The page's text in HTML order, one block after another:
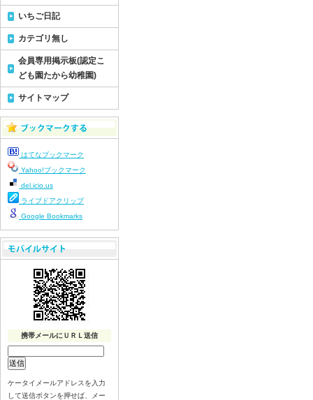
いちご日記
カテゴリ無し
会員専用掲示板(認定こ
ども園たから幼稚園)
サイトマップ
はてなブックマーク
Yahoo!ブックマーク
del.icio.us
ライブドアクリップ
Google Bookmarks
携帯メールにＵＲＬ送信
ケータイメールアドレスを入力
して送信ボタンを押せば、メー